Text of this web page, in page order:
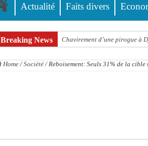
Actualité Faits divers
Breaking News Chavirement d’une pirogue à
Kamb, l’Inspecteur de la
Le Sénégal bénéficie de trois
Home / Société / Reboisement: Seuls 31% de la cible